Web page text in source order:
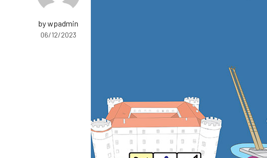
by wpadmin
06/12/2023